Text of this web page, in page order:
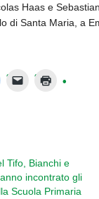
Haas e
di Santa Maria, a
Tifo, Bianchi e
incontrato gli
Scuola Primaria